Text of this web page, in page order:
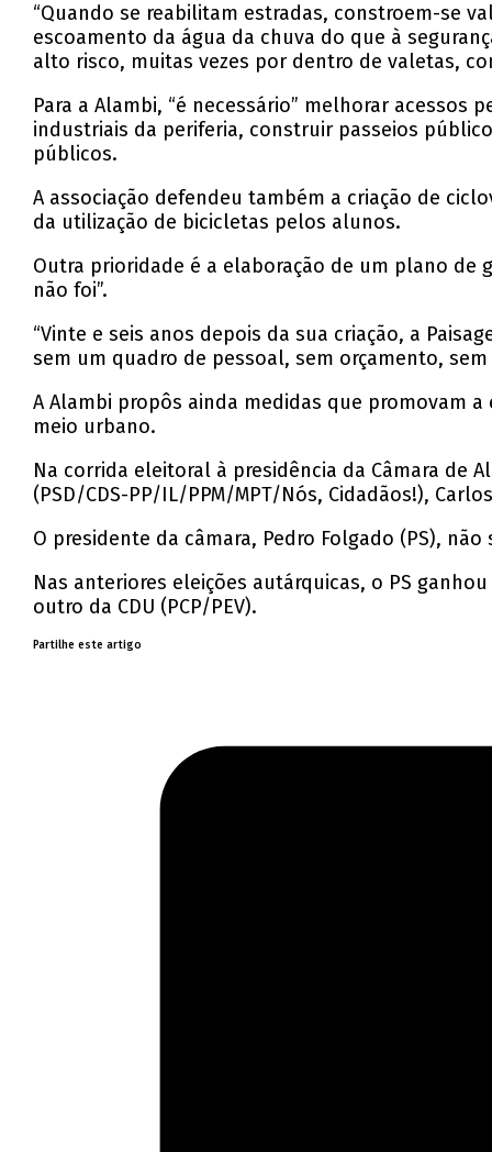
“Quando se reabilitam estradas, constroem-se
escoamento da água da chuva do que à
alto risco, muitas vezes por dentro de valetas,
Para a Alambi, “é necessário” melhorar acessos
industriais da periferia, construir passeios
públicos.
A associação defendeu também a criação de
da utilização de bicicletas pelos alunos.
Outra prioridade é a elaboração de um plano de
não foi”.
“Vinte e seis anos depois da sua criação, a
sem um quadro de pessoal, sem orçamento,
A Alambi propôs ainda medidas que promovam
meio urbano.
Na corrida eleitoral à presidência da Câmara de
(PSD/CDS-PP/IL/PPM/MPT/Nós, Cidadãos!),
O presidente da câmara, Pedro Folgado (PS),
Nas anteriores eleições autárquicas, o PS
outro da CDU (PCP/PEV).
Partilhe este artigo